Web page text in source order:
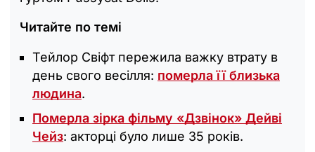
Читайте по темі
Тейлор Свіфт пережила важку втрату в
день свого весілля: померла її близька
людина.
Померла зірка фільму «Дзвінок» Дейві
Чейз: акторці було лише 35 років.